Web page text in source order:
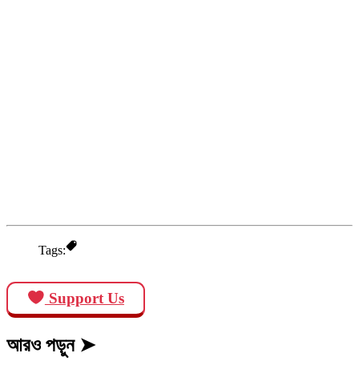
Tags:
Support Us
আরও পড়ুন ➤